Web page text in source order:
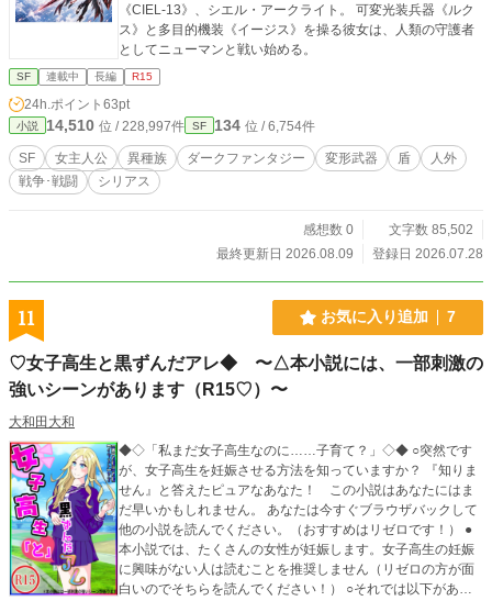
《CIEL-13》、シエル・アークライト。 可変光装兵器《ルク
ス》と多目的機装《イージス》を操る彼女は、人類の守護者
としてニューマンと戦い始める。
SF 連載中 長編 R15
24h.ポイント 63pt
小説 14,510 位 / 228,997件 SF 134 位 / 6,754件
SF 女主人公 異種族 ダークファンタジー 変形武器 盾
人外
戦争･戦闘
シリアス
感想数 0
文字数 85,502
最終更新日 2026.08.09
登録日 2026.07.28
11 お気に入り追加 7
♡女子高生と黒ずんだアレ◆ 〜△本小説には、一部刺激の
強いシーンがあります（R15♡）〜
大和田大和
◆◇「私まだ女子高生なのに……子育て？」◇◆ ○突然です
が、女子高生を妊娠させる方法を知っていますか？ 『知りま
せん』と答えたピュアなあなた！ この小説はあなたにはま
だ早いかもしれません。 あなたは今すぐブラウザバックして
他の小説を読んでください。（おすすめはリゼロです！） ●
本小説では、たくさんの女性が妊娠します。女子高生の妊娠
に興味がない人は読むことを推奨しません（リゼロの方が面
白いのでそちらを読んでください！） ○それでは以下があら